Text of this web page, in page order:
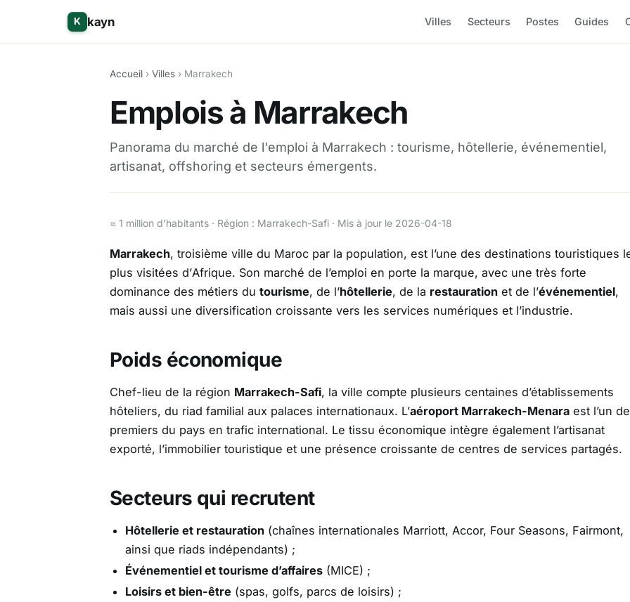
K kayn Villes Secteurs Postes Guides
Accueil › Villes › Marrakech
Emplois à Marrakech
Panorama du marché de l'emploi à Marrakech : tourisme, hôtellerie, événementiel,
artisanat, offshoring et secteurs émergents.
≈ 1 million d'habitants · Région : Marrakech-Safi · Mis à jour le 2026-04-18
Marrakech, troisième ville du Maroc par la population, est l’une des destinations touristiques
plus visitées d’Afrique. Son marché de l’emploi en porte la marque, avec une très forte
dominance des métiers du tourisme, de l’hôtellerie, de la restauration et de l’événementiel,
mais aussi une diversification croissante vers les services numériques et l’industrie.
Poids économique
Chef-lieu de la région Marrakech-Safi, la ville compte plusieurs centaines d’établissements
hôteliers, du riad familial aux palaces internationaux. L’aéroport Marrakech-Menara est l’un
premiers du pays en trafic international. Le tissu économique intègre également l’artisanat
exporté, l’immobilier touristique et une présence croissante de centres de services partagés.
Secteurs qui recrutent
Hôtellerie et restauration(chaînes internationales Marriott, Accor, Four Seasons, Fairmont,
ainsi que riads indépendants) ;
Événementiel et tourisme d’affaires(MICE) ;
Loisirs et bien-être (spas, golfs, parcs de loisirs) ;